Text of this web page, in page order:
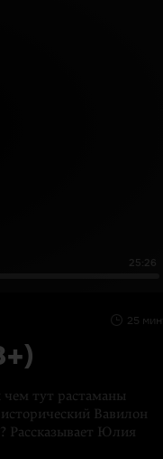
25:26
25
тут растаманы
Вавилон
Рассказывает Юлия